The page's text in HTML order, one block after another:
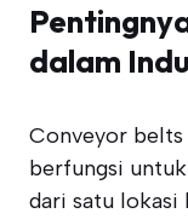
dalam
Conveyor belts
berfungsi
dari satu lokasi